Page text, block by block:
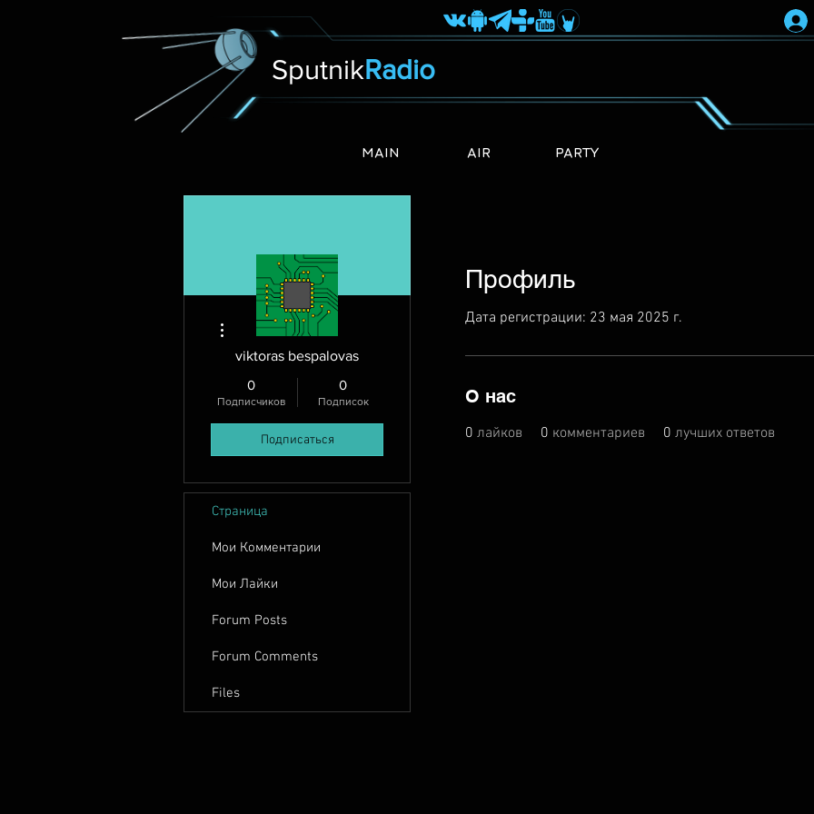
MAIN AIR PARTY
SputnikRadio
Профиль
Дата регистрации: 23 мая 2025 г.
О нас
0 лайков 0 комментариев 0 лучших ответов
viktoras bespalovas
0
Подписчиков
0
Подписок
Подписаться
Другие действия
Страница
Мои Комментарии
Мои Лайки
Forum Posts
Forum Comments
Files